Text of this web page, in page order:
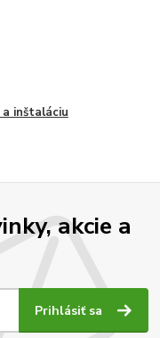
inštaláciu
akcie a
Prihlásiť sa